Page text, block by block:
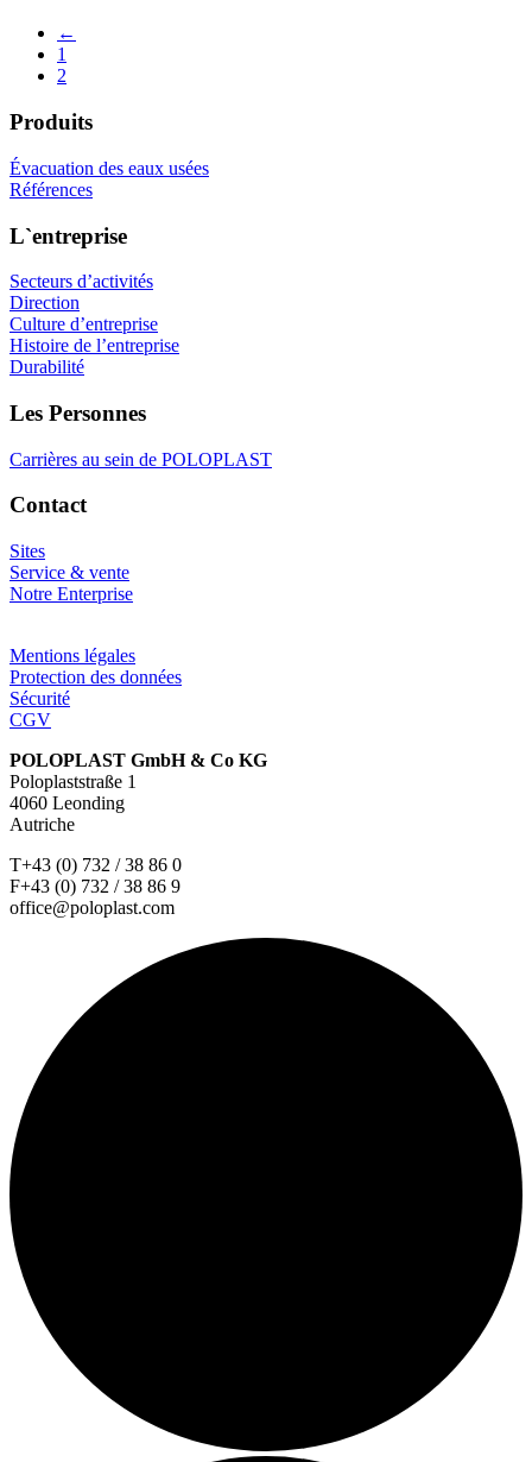
←
1
2
Produits
Évacuation des eaux usées
Références
L`entreprise
Secteurs d’activités
Direction
Culture d’entreprise
Histoire de l’entreprise
Durabilité
Les Personnes
Carrières au sein de POLOPLAST
Contact
Sites
Service & vente
Notre Enterprise
Mentions légales
Protection des données
Sécurité
CGV
POLOPLAST GmbH & Co KG
Poloplaststraße 1
4060 Leonding
Autriche
T+43 (0) 732 / 38 86 0
F+43 (0) 732 / 38 86 9
office@poloplast.com